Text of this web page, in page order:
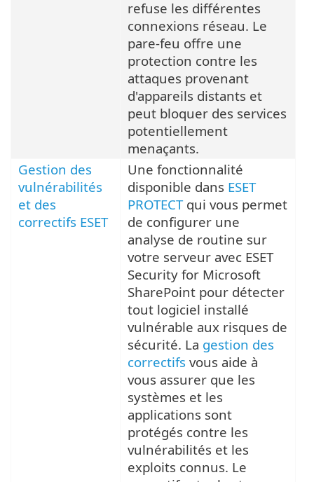
refuse les différentes
connexions réseau. Le
pare-feu offre une
protection contre les
attaques provenant
d'appareils distants et
peut bloquer des services
potentiellement
menaçants.
Gestion des
vulnérabilités
et des
correctifs ESET
Une fonctionnalité
disponible dans ESET
PROTECTqui vous permet
de configurer une
analyse de routine sur
votre serveur avec ESET
Security for Microsoft
SharePoint pour détecter
tout logiciel installé
vulnérable aux risques de
sécurité. La gestion des
correctifs vous aide à
vous assurer que les
systèmes et les
applications sont
protégés contre les
vulnérabilités et les
exploits connus. Le